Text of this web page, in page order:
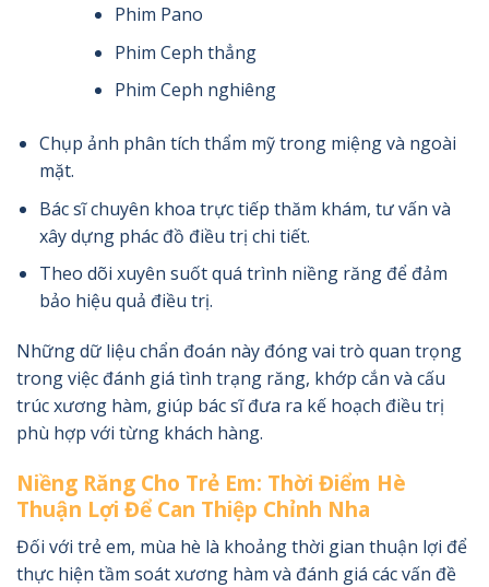
Phim Pano
Phim Ceph thẳng
Phim Ceph nghiêng
Chụp ảnh phân tích thẩm mỹ trong miệng và ngoài
mặt.
Bác sĩ chuyên khoa trực tiếp thăm khám, tư vấn và
xây dựng phác đồ điều trị chi tiết.
Theo dõi xuyên suốt quá trình niềng răng để đảm
bảo hiệu quả điều trị.
Những dữ liệu chẩn đoán này đóng vai trò quan trọng
trong việc đánh giá tình trạng răng, khớp cắn và cấu
trúc xương hàm, giúp bác sĩ đưa ra kế hoạch điều trị
phù hợp với từng khách hàng.
Niềng Răng Cho Trẻ Em: Thời Điểm Hè
Thuận Lợi Để Can Thiệp Chỉnh Nha
Đối với trẻ em, mùa hè là khoảng thời gian thuận lợi để
thực hiện tầm soát xương hàm và đánh giá các vấn đề